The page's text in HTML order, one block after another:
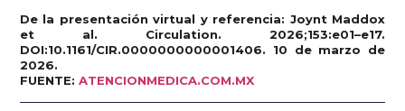
De la presentación virtual y referencia: Joynt Maddox
et al. Circulation. 2026;153:e01–e17.
DOI:10.1161/CIR.0000000000001406. 10 de marzo de
2026.
FUENTE: ATENCIONMEDICA.COM.MX